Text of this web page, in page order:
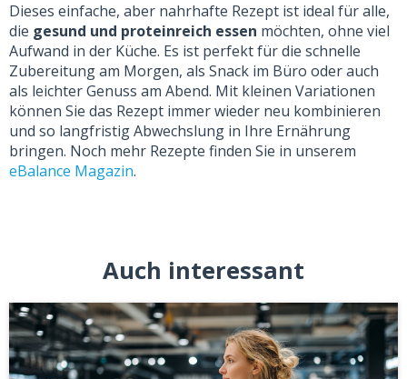
Dieses einfache, aber nahrhafte Rezept ist ideal für alle,
die gesund und proteinreich essen möchten, ohne viel
Aufwand in der Küche. Es ist perfekt für die schnelle
Zubereitung am Morgen, als Snack im Büro oder auch
als leichter Genuss am Abend. Mit kleinen Variationen
können Sie das Rezept immer wieder neu kombinieren
und so langfristig Abwechslung in Ihre Ernährung
bringen. Noch mehr Rezepte finden Sie in unserem
eBalance Magazin.
Auch interessant